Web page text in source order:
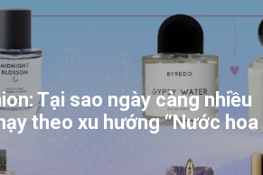
Tại sao ngày càng nhiều
theo xu hướng “Nước hoa